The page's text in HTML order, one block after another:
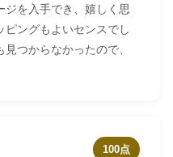
ジを入手でき、嬉しく思
ピングもよいセンスでし
つからなかったので、
100点